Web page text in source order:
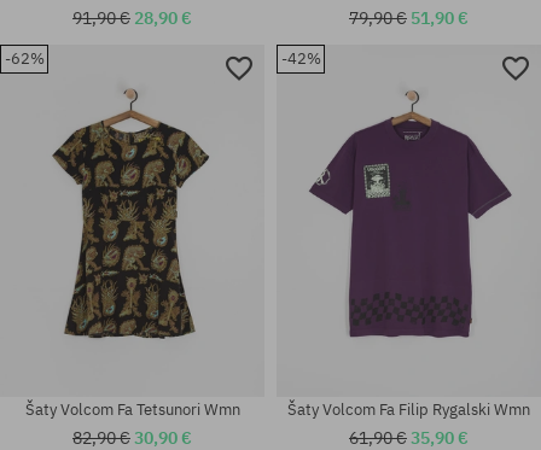
Dostupné veľkosti:
Dostupné veľkosti:
XS; S; M; L
91,90 € 28,90 € 79,90 € 51,90 €
-62%
Šaty Volcom Fa Tetsunori Wmn
82,90 €30,90 €
-42%
Šaty Volcom Fa Filip Rygalski Wmn
61,90 €35,90 €